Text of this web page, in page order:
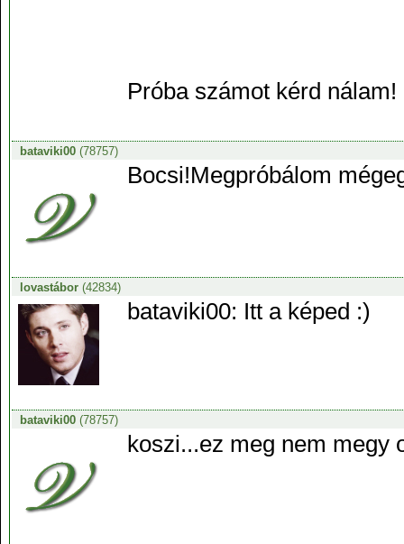
Próba számot kérd nálam!
bataviki00(78757)
Bocsi!Megpróbálom
lovastábor(42834)
bataviki00: Itt a képed :)
bataviki00(78757)
koszi...ez meg nem megy